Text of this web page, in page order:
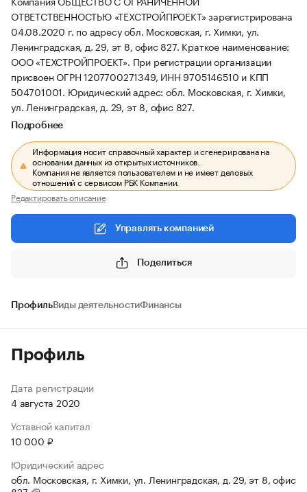
ОТВЕТСТВЕННОСТЬЮ «ТЕХСТРОЙПРОЕКТ» зарегистрирована
04.08.2020 г. по адресу обл. Московская, г. Химки, ул.
Ленинградская, д. 29, эт 8, офис 827. Краткое наименование:
ООО «ТЕХСТРОЙПРОЕКТ». При регистрации организации
присвоен ОГРН 1207700271349, ИНН 9705146510 и КПП
504701001. Юридический адрес: обл. Московская, г. Химки,
ул. Ленинградская, д. 29, эт 8, офис 827.
Подробнее
Информация носит справочный характер и сгенерирована на
основании данных из открытых источников.
Компания не является пользователем и не имеет деловых
отношений с сервисом РБК Компании.
Редактировать описание
Управлять компанией
Поделиться
ПрофильВиды деятельностиФинансы
Профиль
Дата регистрации
4 августа 2020
Уставной капитал
10 000 ₽
Юридический адрес
обл. Московская, г. Химки, ул. Ленинградская, д. 29, эт 8, офис